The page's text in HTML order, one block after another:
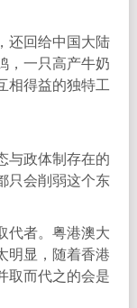
还回给中国大陆
，一只高产牛奶
相得益的独特工
与政体制存在的
只会削弱这个东
代者。粤港澳大
明显，随着香港
取而代之的会是